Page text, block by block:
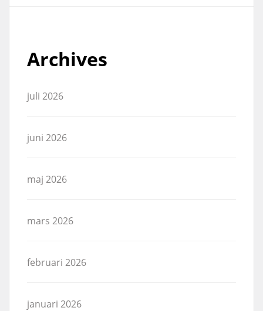
Archives
juli 2026
juni 2026
maj 2026
mars 2026
februari 2026
januari 2026